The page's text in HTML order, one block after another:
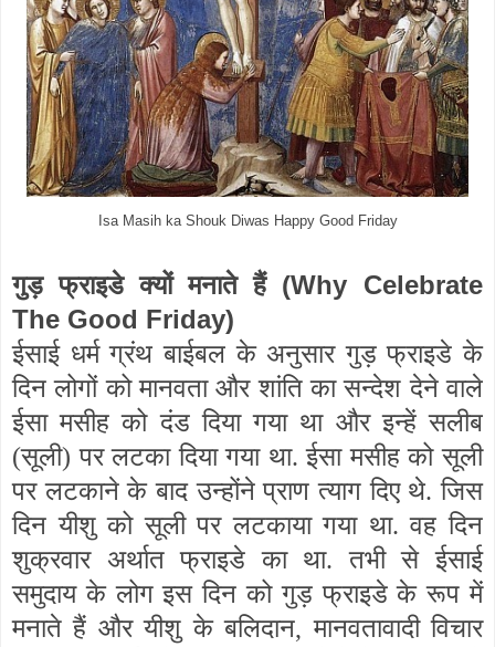
Isa Masih ka Shouk Diwas Happy Good Friday
गुड़ फ्राइडे क्यों मनाते हैं (Why Celebrate
The Good Friday)
ईसाई धर्म ग्रंथ बाईबल के अनुसार गुड़ फ्राइडे के
दिन लोगों को मानवता और शांति का सन्देश देने वाले
ईसा मसीह को दंड दिया गया था और इन्हें सलीब
(सूली) पर लटका दिया गया था. ईसा मसीह को सूली
पर लटकाने के बाद उन्होंने प्राण त्याग दिए थे. जिस
दिन यीशु को सूली पर लटकाया गया था. वह दिन
शुक्रवार अर्थात फ्राइडे का था. तभी से ईसाई
समुदाय के लोग इस दिन को गुड़ फ्राइडे के रूप में
मनाते हैं और यीशु के बलिदान, मानवतावादी विचार